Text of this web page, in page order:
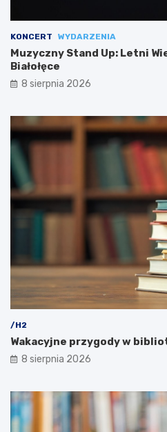
KONCERT WYDARZENIA
Muzyczny Stand Up: Letni
Białołęce
8 sierpnia 2026
/H2
Wakacyjne przygody w
8 sierpnia 2026